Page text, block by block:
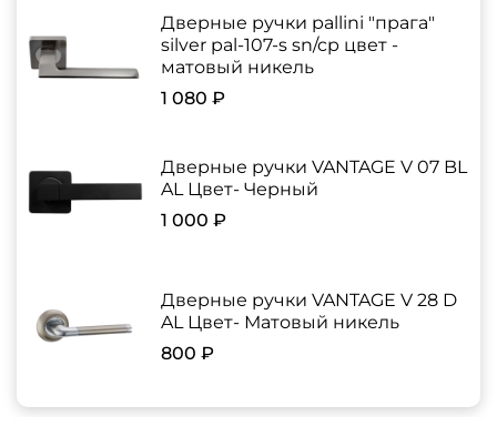
Дверные ручки pallini "прага"
silver pal-107-s sn/cp цвет -
матовый никель
1 080 ₽
Дверные ручки VANTAGE V 07 BL
AL Цвет- Черный
1 000 ₽
Дверные ручки VANTAGE V 28 D
AL Цвет- Матовый никель
800 ₽